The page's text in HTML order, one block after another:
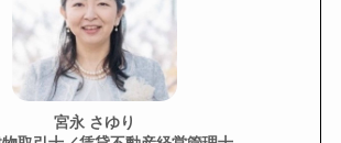
宮永 さゆり